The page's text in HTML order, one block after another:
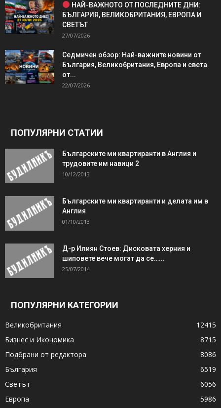
НАЙ-ВАЖНОТО ОТ ПОСЛЕДНИТЕ ДНИ:
БЪЛГАРИЯ, ВЕЛИКОБРИТАНИЯ, ЕВРОПА И
СВЕТЪТ
27/07/2026
Седмичен обзор: Най-важните новини от
България, Великобритания, Европа и света
от...
22/07/2026
ПОПУЛЯРНИ СТАТИИ
Българските ми квартиранти в Англия и
трудовите им навици 2
10/12/2013
Българските ми квартиранти и делата им в
Англия
01/10/2013
Д-р Илиян Стоев: Дисковата херния и
шиповете вече могат да се…...
25/07/2014
ПОПУЛЯРНИ КАТЕГОРИИ
Великобритания
12415
Бизнес и Икономика
8715
Подбрани от редактора
8086
България
6519
Светът
6056
Европа
5986